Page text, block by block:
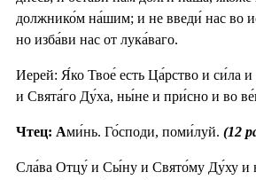
должнико́м на́шим; и не введи́ нас во
но изба́ви нас от лука́ваго.
Иерей: Я́ко Твое́ есть Ца́рство и си́ла
и Свята́го Ду́ха, ны́не и при́сно и во
Чтец: Ами́нь. Го́споди, поми́луй. (12
Сла́ва Отцу́ и Сы́ну и Свято́му Ду́ху и